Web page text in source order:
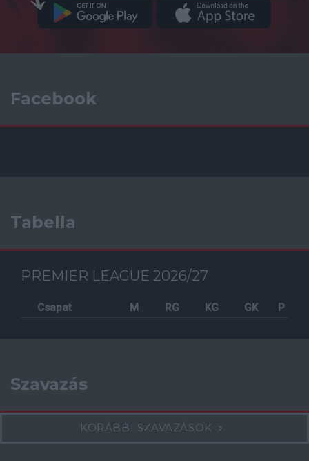
Facebook
Tabella
PREMIER LEAGUE 2026/27
Csapat M RG KG GK P
Szavazás
KORÁBBI SZAVAZÁSOK